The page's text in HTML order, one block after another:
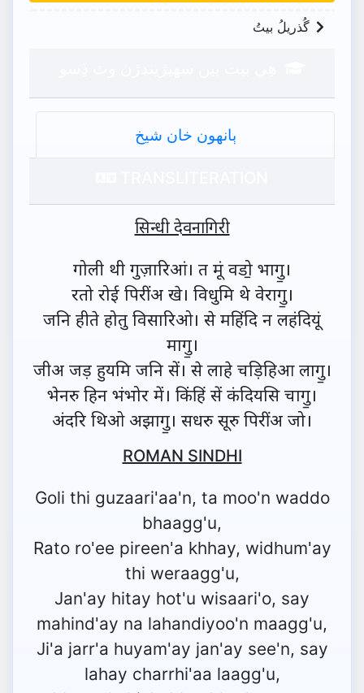
گُذريلُ بيتُ
ٻانهون خان شيخ
सिन्धी देवनागिरी
गोली थी गुज़ारिआं। त मूं वडो॒ भागु॒।
रतो रोई पिरींअ खे। विधुमि थे वेरागु॒।
जनि हीते होतु विसारिओ। से महिंदि न लहंदियूं
मागु॒।
जीअ जड़ हुयमि जनि सें। से लाहे चड़िहिआ लागु॒।
भेनरु हिन भंभोर में। किंहिं सें कंदियसि चागु॒।
अंदरि थिओ अझागु॒। सधरु सूरु पिरींअ जो।
ROMAN SINDHI
Goli thi guzaari'aa'n, ta moo'n waddo
bhaagg'u,
Rato ro'ee pireen'a khhay, widhum'ay
thi weraagg'u,
Jan'ay hitay hot'u wisaari'o, say
mahind'ay na lahandiyoo'n maagg'u,
Ji'a jarr'a huyam'ay jan'ay see'n, say
lahay charrhi'aa laagg'u,